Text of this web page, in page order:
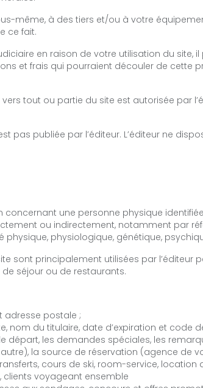
SÉJOURNER
SE RESSOURCER
S'ÉVADER
ACTUALITÉS
même, à des tiers et/ou à votre
ce fait.
en raison de votre utilisation du
et frais qui pourraient découler de cette
tout ou partie du site est autorisée par
pas publiée par l’éditeur. L’éditeur ne
une personne physique
ou indirectement, notamment par
physiologique, génétique,
sont principalement utilisées par l’éditeur
séjour ou de restaurants.
adresse postale ;
du titulaire, date d’expiration et code
départ, les demandes spéciales, les
la source de réservation (agence de
cours de ski, room-service, location
clients voyageant ensemble